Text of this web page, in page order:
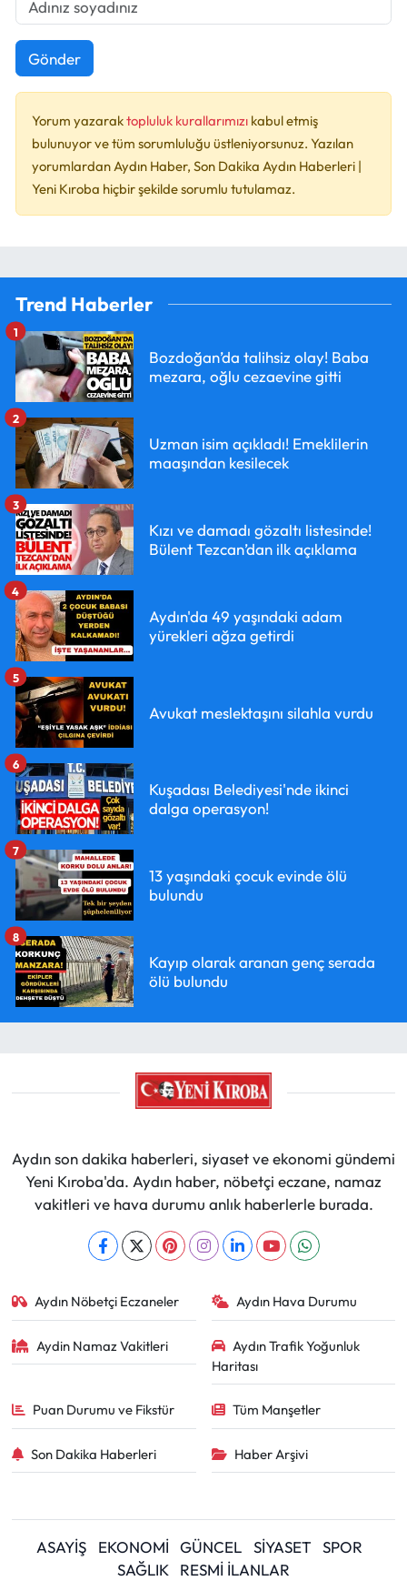
Gönder
Yorum yazaraktopluluk kurallarımızı kabul etmiş
bulunuyor ve tüm sorumluluğu üstleniyorsunuz. Yazılan
yorumlardan Aydın Haber, Son Dakika Aydın Haberleri |
Yeni Kıroba hiçbir şekilde sorumlu tutulamaz.
Trend Haberler
Bozdoğan’da talihsiz olay! Baba
mezara, oğlu cezaevine gitti
1
Uzman isim açıkladı! Emeklilerin
maaşından kesilecek
2
Kızı ve damadı gözaltı listesinde!
Bülent Tezcan’dan ilk açıklama
3
Aydın'da 49 yaşındaki adam
yürekleri ağza getirdi
4
Avukat meslektaşını silahla vurdu
5
Kuşadası Belediyesi'nde ikinci
dalga operasyon!
6
13 yaşındaki çocuk evinde ölü
bulundu
7
Kayıp olarak aranan genç serada
ölü bulundu
8
Aydın son dakika haberleri, siyaset ve ekonomi gündemi
Yeni Kıroba'da. Aydın haber, nöbetçi eczane, namaz
vakitleri ve hava durumu anlık haberlerle burada.
Aydın Nöbetçi Eczaneler Aydın Hava Durumu
Aydin Namaz Vakitleri
Aydın Trafik Yoğunluk
Haritası
Puan Durumu ve Fikstür Tüm Manşetler
Son Dakika Haberleri Haber Arşivi
ASAYİŞ EKONOMİ GÜNCEL SİYASET
SPOR
SAĞLIK
RESMİ İLANLAR